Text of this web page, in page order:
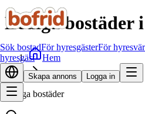
Sök bostadFör hyresgästerFör
hyresgäst
Skapa annons Logga in
Lediga bostäder
Hem
Sök bostad
Lediga bostäder